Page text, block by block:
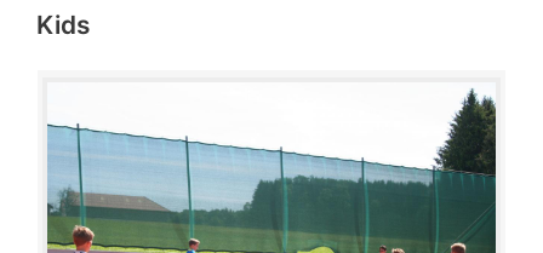
Kids